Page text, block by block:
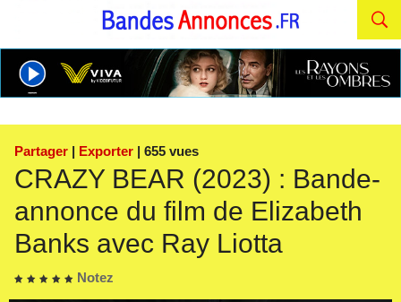
Partager | Exporter | 655 vues
CRAZY BEAR (2023) : Bande-
annonce du film de Elizabeth
Banks avec Ray Liotta
Notez